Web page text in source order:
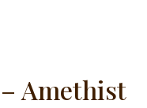
Amethist